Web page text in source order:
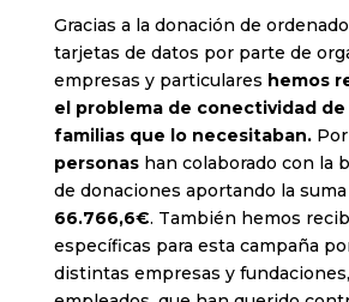
Gracias a la donación de
tarjetas de datos por parte de
empresas y particulares hemos
el problema de conectividad de
familias que lo necesitaban.Por
personas han colaborado con la
de donaciones aportando la
66.766,6€. También hemos
específicas para esta campaña
distintas empresas y